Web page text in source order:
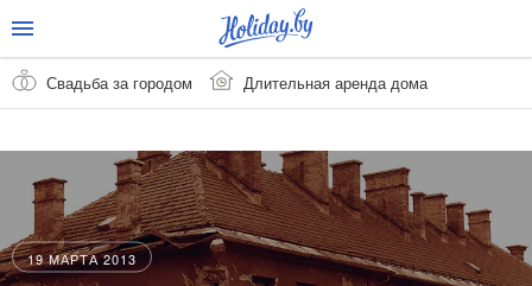
Свадьба за городом Длительная аренда дома
19 МАРТА 2013